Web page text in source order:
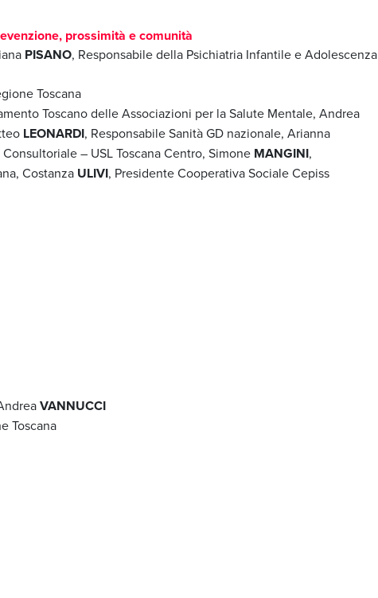
prossimità e comunità
PISANO, Responsabile della Psichiatria Infantile e Adolescenza
Toscana
Toscano delle Associazioni per la Salute Mentale, Andrea
LEONARDI, Responsabile Sanità GD nazionale, Arianna
– USL Toscana Centro, Simone MANGINI,
Costanza ULIVI, Presidente Cooperativa Sociale Cepiss
VANNUCCI
Toscana